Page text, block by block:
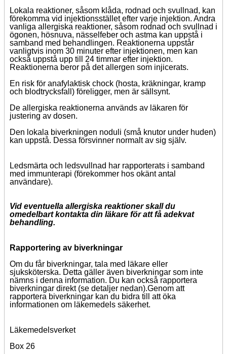
Lokala reaktioner, såsom klåda, rodnad och svullnad, kan
förekomma vid injektionsstället efter varje injektion. Andra
vanliga allergiska reaktioner, såsom rodnad och svullnad i
ögonen, hösnuva, nässelfeber och astma kan uppstå i
samband med behandlingen. Reaktionerna uppstår
vanligtvis inom 30 minuter efter injektionen, men kan
också uppstå upp till 24 timmar efter injektion.
Reaktionerna beror på det allergen som injicerats.
En risk för anafylaktisk chock (hosta, kräkningar, kramp
och blodtrycksfall) föreligger, men är sällsynt.
De allergiska reaktionerna används av läkaren för
justering av dosen.
Den lokala biverkningen noduli (små knutor under huden)
kan uppstå. Dessa försvinner normalt av sig själv.
Ledsmärta och ledsvullnad har rapporterats i samband
med immunterapi (förekommer hos okänt antal
användare).
Vid eventuella allergiska reaktioner skall du
omedelbart kontakta din läkare för att få adekvat
behandling.
Rapportering av biverkningar
Om du får biverkningar, tala med läkare eller
sjuksköterska. Detta gäller även biverkningar som inte
nämns i denna information. Du kan också rapportera
biverkningar direkt (se detaljer nedan).Genom att
rapportera biverkningar kan du bidra till
att öka
informationen om läkemedels säkerhet.
Läkemedelsverket
Box 26